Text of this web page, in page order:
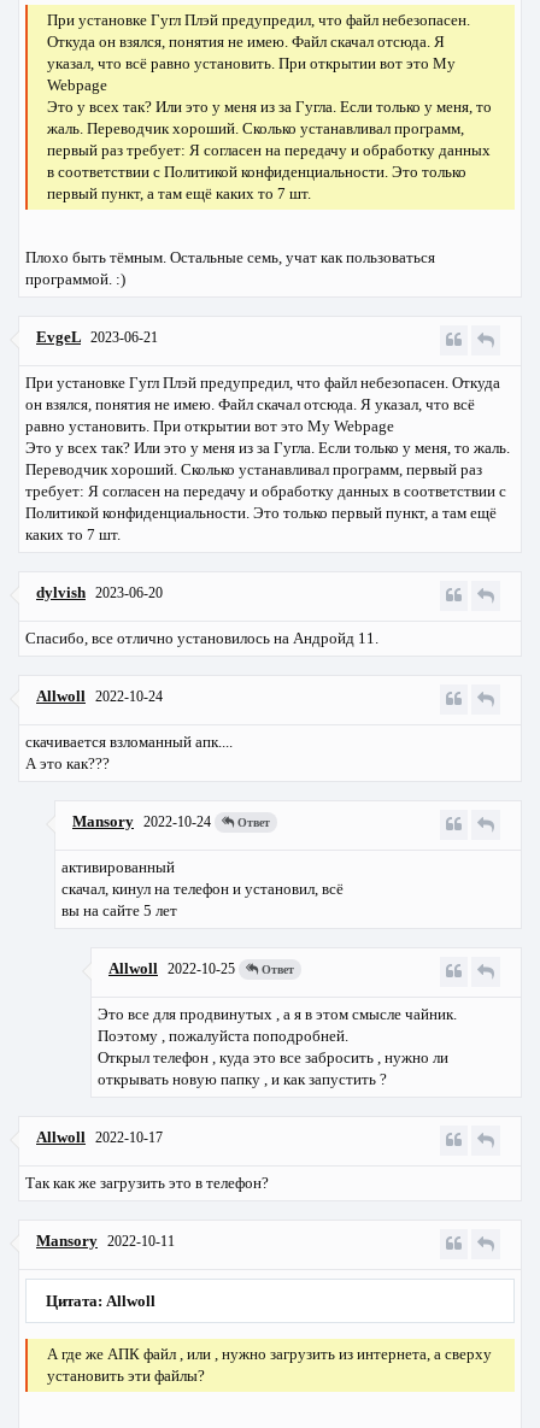
При установке Гугл Плэй предупредил, что файл небезопасен.
Откуда он взялся, понятия не имею. Файл скачал отсюда. Я
указал, что всё равно установить. При открытии вот этоMy
Webpage
Это у всех так? Или это у меня из за Гугла. Если только у меня, то
жаль. Переводчик хороший. Сколько устанавливал программ,
первый раз требует: Я согласен на передачу и обработку данных
в соответствии с Политикой конфиденциальности. Это только
первый пункт, а там ещё каких то 7 шт.
Плохо быть тёмным. Остальные семь, учат как пользоваться
программой. :)
EvgeL 2023-06-21
При установке Гугл Плэй предупредил, что файл небезопасен. Откуда
он взялся, понятия не имею. Файл скачал отсюда. Я указал, что всё
равно установить. При открытии вот это My Webpage
Это у всех так? Или это у меня из за Гугла. Если только у меня, то жаль.
Переводчик хороший. Сколько устанавливал программ, первый раз
требует: Я согласен на передачу и обработку данных в соответствии с
Политикой конфиденциальности. Это только первый пункт, а там ещё
каких то 7 шт.
dylvish 2023-06-20
Спасибо, все отлично установилось на Андройд 11.
Allwoll 2022-10-24
скачивается взломанный апк....
А это как???
Mansory 2022-10-24 Ответ
активированный
скачал, кинул на телефон и установил, всё
вы на сайте 5 лет
Allwoll 2022-10-25 Ответ
Это все для продвинутых , а я в этом смысле чайник.
Поэтому , пожалуйста поподробней.
Открыл телефон , куда это все забросить , нужно ли
открывать новую папку , и как запустить ?
Allwoll 2022-10-17
Так как же загрузить это в телефон?
Mansory 2022-10-11
Цитата: Allwoll
А где же АПК файл , или , нужно загрузить из интернета, а сверху
установить эти файлы?